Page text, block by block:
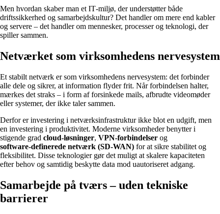
Men hvordan skaber man et IT‑miljø, der understøtter både
driftssikkerhed og samarbejdskultur? Det handler om mere end kabler
og servere – det handler om mennesker, processer og teknologi, der
spiller sammen.
Netværket som virksomhedens nervesystem
Et stabilt netværk er som virksomhedens nervesystem: det forbinder
alle dele og sikrer, at information flyder frit. Når forbindelsen halter,
mærkes det straks – i form af forsinkede mails, afbrudte videomøder
eller systemer, der ikke taler sammen.
Derfor er investering i netværksinfrastruktur ikke blot en udgift, men
en investering i produktivitet. Moderne virksomheder benytter i
stigende grad cloud‑løsninger, VPN‑forbindelser og
software‑definerede netværk (SD‑WAN) for at sikre stabilitet og
fleksibilitet. Disse teknologier gør det muligt at skalere kapaciteten
efter behov og samtidig beskytte data mod uautoriseret adgang.
Samarbejde på tværs – uden tekniske
barrierer